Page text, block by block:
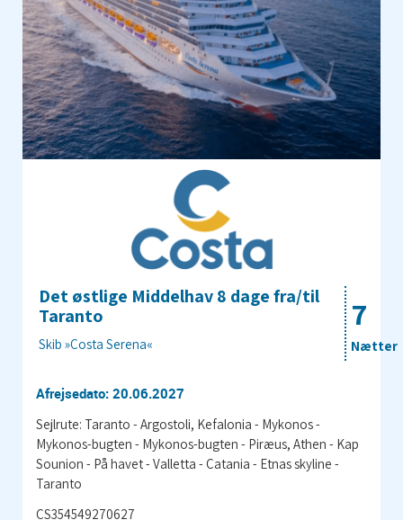
7
Nætter
Det østlige Middelhav 8 dage fra/til
Taranto
Skib »Costa Serena«
Afrejsedato: 20.06.2027
Sejlrute: Taranto - Argostoli, Kefalonia - Mykonos -
Mykonos-bugten - Mykonos-bugten - Piræus, Athen - Kap
Sounion - På havet - Valletta - Catania - Etnas skyline -
Taranto
CS354549270627